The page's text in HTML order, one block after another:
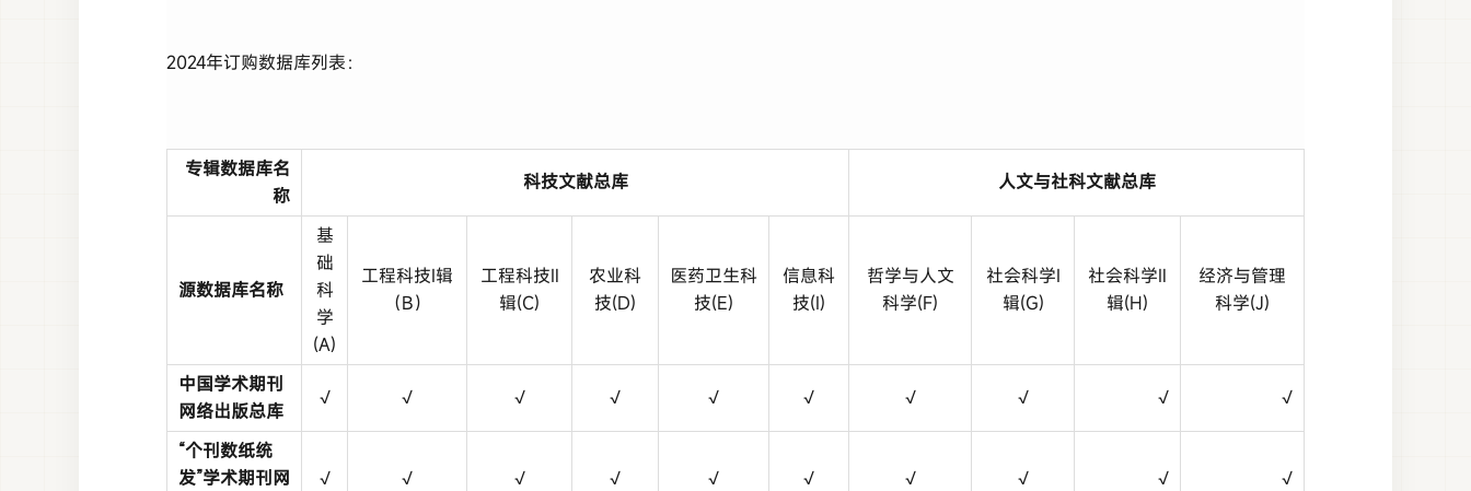
2024年订购数据库列表：
专辑数据库名
称
科技文献总库 人文与社科文献总库
源数据库名称
基
础
科
学
(A)
工程科技Ⅰ辑
（B）
工程科技Ⅱ
辑(C)
农业科
技(D)
医药卫生科
技(E)
信息科
技(I)
哲学与人文
科学(F)
社会科学Ⅰ
辑(G)
社会科学Ⅱ
辑(H)
经济与管理
科学(J)
中国学术期刊
网络出版总库
√ √ √ √ √ √ √ √ √ √
“个刊数纸统
发”学术期刊网
√ √ √ √ √ √ √ √ √ √